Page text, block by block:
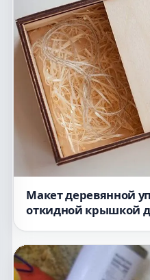
Макет деревянной
откидной крышкой